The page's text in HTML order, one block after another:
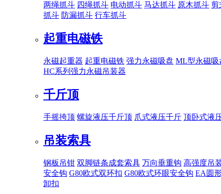
两绳抓斗 四绳抓斗 电动抓斗 马达抓斗 原木抓斗 剪
抓斗 防漏抓斗 行车抓斗
起重电磁铁
永磁起重器 起重电磁铁 强力永磁吸盘 ML型永磁吸
HC系列强力永磁吊装器
千斤顶
手摇挎顶 螺旋液压千斤顶 爪式液压千斤 顶卧式液
吊装索具
钢板吊钳 双脚链条成套索具 万向垂重钩 高强度吊
安全钩 G80欧式双环扣 G80欧式环眼安全钩 EA圆
卸扣